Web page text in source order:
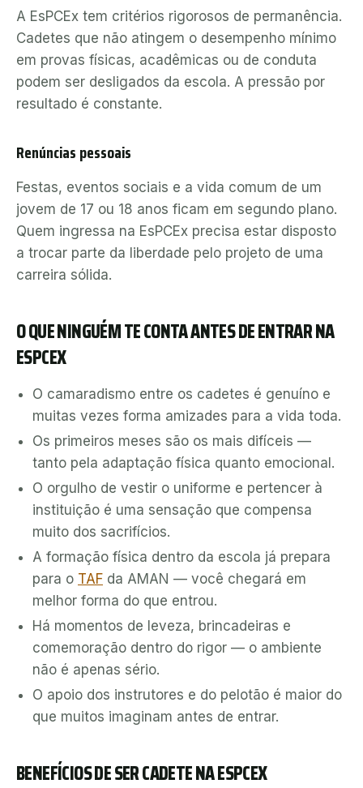
A EsPCEx tem critérios rigorosos de permanência.
Cadetes que não atingem o desempenho mínimo
em provas físicas, acadêmicas ou de conduta
podem ser desligados da escola. A pressão por
resultado é constante.
Renúncias pessoais
Festas, eventos sociais e a vida comum de um
jovem de 17 ou 18 anos ficam em segundo plano.
Quem ingressa na EsPCEx precisa estar disposto
a trocar parte da liberdade pelo projeto de uma
carreira sólida.
O QUE NINGUÉM TE CONTA ANTES DE ENTRAR NA
ESPCEX
O camaradismo entre os cadetes é genuíno e
muitas vezes forma amizades para a vida toda.
Os primeiros meses são os mais difíceis —
tanto pela adaptação física quanto emocional.
O orgulho de vestir o uniforme e pertencer à
instituição é uma sensação que compensa
muito dos sacrifícios.
A formação física dentro da escola já prepara
para o TAF da AMAN — você chegará em
melhor forma do que entrou.
Há momentos de leveza, brincadeiras e
comemoração dentro do rigor — o ambiente
não é apenas sério.
O apoio dos instrutores e do pelotão é maior do
que muitos imaginam antes de entrar.
BENEFÍCIOS DE SER CADETE NA ESPCEX